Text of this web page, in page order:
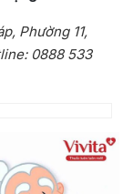
Phường 11,
0888 533